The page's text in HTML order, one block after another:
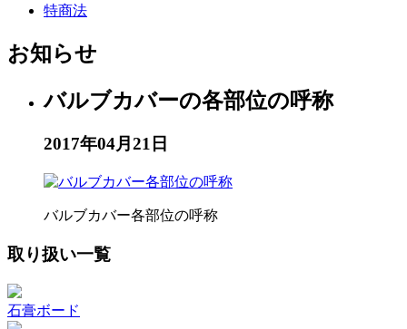
特商法
お知らせ
バルブカバーの各部位の呼称
2017年04月21日
バルブカバー各部位の呼称
取り扱い一覧
石膏ボード